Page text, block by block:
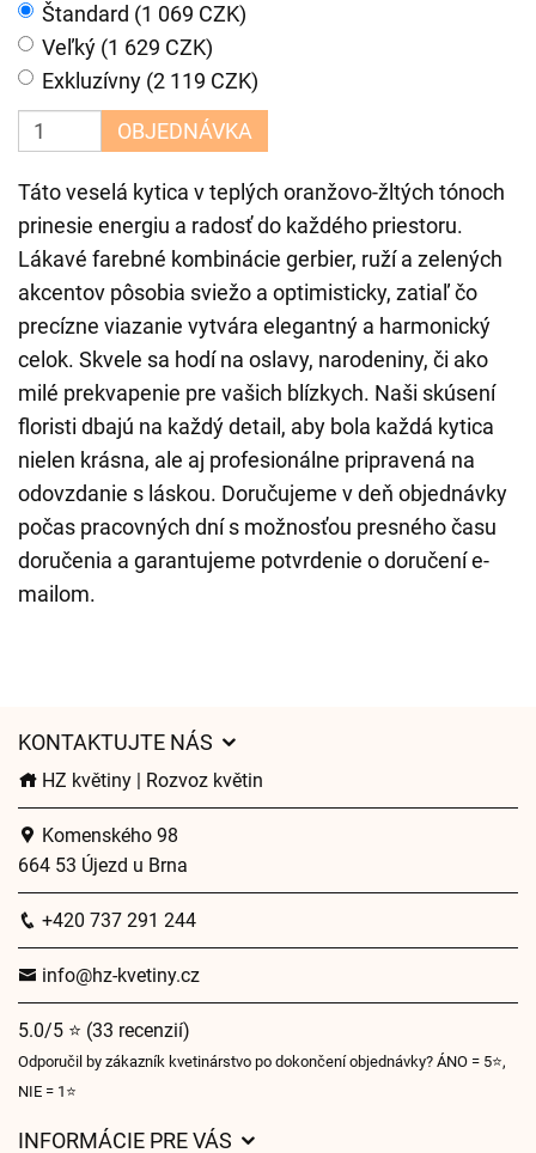
Štandard (1 069 CZK)
Veľký (1 629 CZK)
Exkluzívny (2 119 CZK)
OBJEDNÁVKA
Táto veselá kytica v teplých oranžovo-žltých tónoch
prinesie energiu a radosť do každého priestoru.
Lákavé farebné kombinácie gerbier, ruží a zelených
akcentov pôsobia sviežo a optimisticky, zatiaľ čo
precízne viazanie vytvára elegantný a harmonický
celok. Skvele sa hodí na oslavy, narodeniny, či ako
milé prekvapenie pre vašich blízkych. Naši skúsení
floristi dbajú na každý detail, aby bola každá kytica
nielen krásna, ale aj profesionálne pripravená na
odovzdanie s láskou. Doručujeme v deň objednávky
počas pracovných dní s možnosťou presného času
doručenia a garantujeme potvrdenie o doručení e-
mailom.
KONTAKTUJTE NÁS
HZ květiny | Rozvoz květin
Komenského 98
664 53 Újezd u Brna
+420 737 291 244
info@hz-kvetiny.cz
5.0/5 ⭐ (33 recenzií)
Odporučil by zákazník kvetinárstvo po dokončení objednávky? ÁNO = 5⭐,
NIE = 1⭐
INFORMÁCIE PRE VÁS